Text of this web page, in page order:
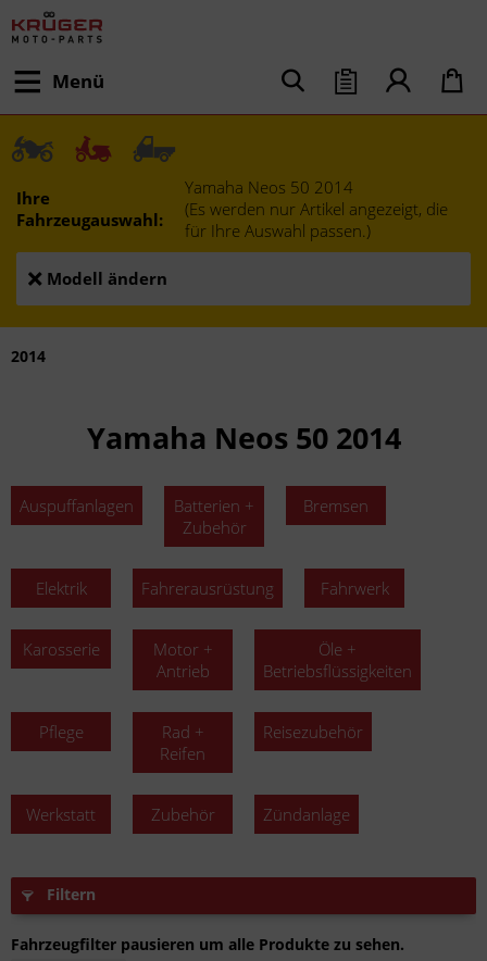
Menü
Ihre
Fahrzeugauswahl:
Yamaha Neos 50 2014
(Es werden nur Artikel angezeigt, die
für Ihre Auswahl passen.)
Modell ändern
2014
Yamaha Neos 50 2014
Auspuffanlagen
Batterien +
Zubehör
Bremsen
Elektrik Fahrerausrüstung Fahrwerk
Karosserie
Motor +
Antrieb
Öle +
Betriebsflüssigkeiten
Pflege
Rad +
Reifen
Reisezubehör
Werkstatt Zubehör Zündanlage
Filtern
Fahrzeugfilter pausieren um alle Produkte zu sehen.